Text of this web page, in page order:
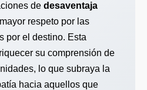
de desaventaja
respeto por las
por el destino. Esta
su comprensión de
lo que subraya la
hacia aquellos que